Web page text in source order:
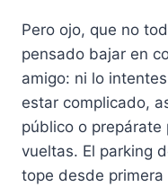
Pero ojo, que no
pensado bajar en
amigo: ni lo
estar complicado,
público o prepárate
vueltas. El parking
tope desde primera